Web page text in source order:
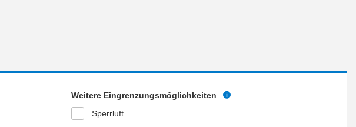
Weitere Eingrenzungsmöglichkeiten
Sperrluft